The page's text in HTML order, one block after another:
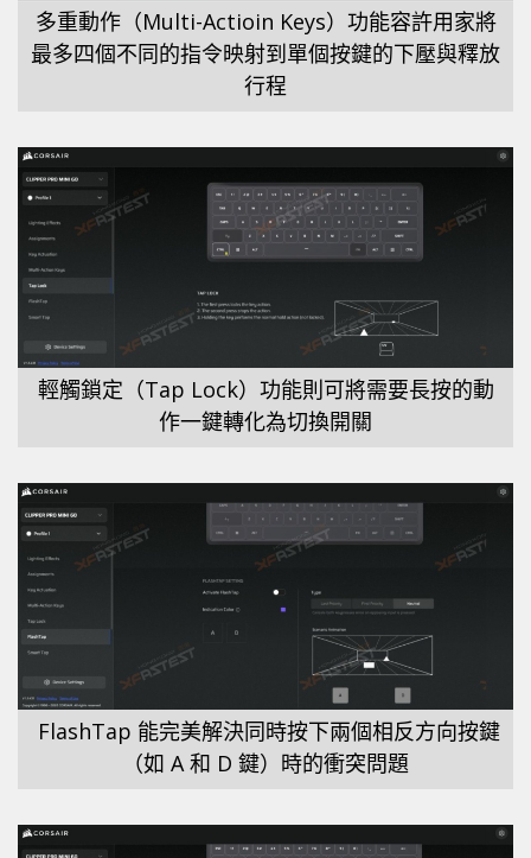
多重動作（Multi-Actioin Keys）功能容許用家將
最多四個不同的指令映射到單個按鍵的下壓與釋放
行程
輕觸鎖定（Tap Lock）功能則可將需要長按的動
作一鍵轉化為切換開關
FlashTap 能完美解決同時按下兩個相反方向按鍵
（如 A 和 D 鍵）時的衝突問題